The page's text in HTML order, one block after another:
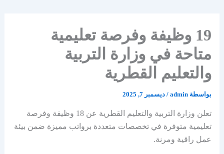
19 وظيفة وفرصة تعليمية
متاحة في وزارة التربية
والتعليم القطرية
بواسطة admin
/ ديسمبر 7, 2025
تعلن وزارة التربية والتعليم القطرية عن 18 وظيفة وفرصة
تعليمية متوفرة في تخصصات متعددة برواتب مميزة ضمن بيئة
عمل راقية ومرنة.